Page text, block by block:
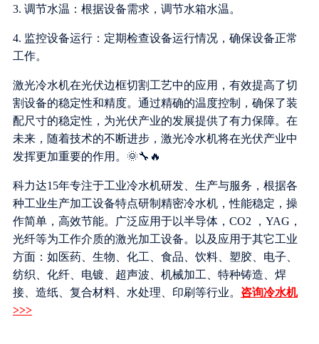
3. 调节水温：根据设备需求，调节水箱水温。
4. 监控设备运行：定期检查设备运行情况，确保设备正常
工作。
激光冷水机在光伏边框切割工艺中的应用，有效提高了切
割设备的稳定性和精度。通过精确的温度控制，确保了装
配尺寸的稳定性，为光伏产业的发展提供了有力保障。在
未来，随着技术的不断进步，激光冷水机将在光伏产业中
发挥更加重要的作用。🌞🔧🔥
科力达15年专注于工业冷水机研发、生产与服务，根据各
种工业生产加工设备特点研制精密冷水机，性能稳定，操
作简单，高效节能。广泛应用于以半导体，CO2 ，YAG，
光纤等为工作介质的激光加工设备。以及应用于其它工业
方面：如医药、生物、化工、食品、饮料、塑胶、电子、
纺织、化纤、电镀、超声波、机械加工、特种铸造、焊
接、造纸、复合材料、水处理、印刷等行业。 咨询冷水机
>>>